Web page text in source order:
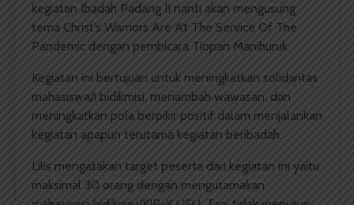
kegiatan Ibadah Padang II nanti akan mengusung
tema Christ’s Warriors Are At The Service Of The
Pandemic dengan pembicara Tiopan Manihuruk.
Kegiatan ini bertujuan untuk meningkatkan solidaritas
mahasiswa/i bidikmisi, menambah wawasan, dan
meningkatkan pola berpikir positif dalam menjalankan
kegiatan apapun terutama kegiatan beribadah.
Lilis mengatakan target peserta dari kegiatan ini yaitu
maksimal 30 orang dengan mengutamakan